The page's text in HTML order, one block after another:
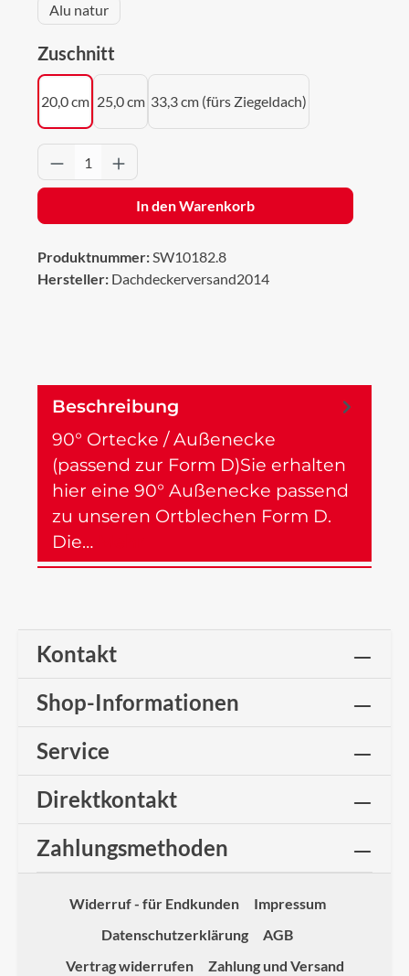
Alu natur
Zuschnitt
20,0 cm 25,0 cm 33,3 cm (fürs Ziegeldach)
Produkt Anzahl: Gib den gewünschten
In den Warenkorb
Produktnummer:SW10182.8
Hersteller: Dachdeckerversand2014
Beschreibung
90° Ortecke / Außenecke
(passend zur Form D)Sie erhalten
hier eine 90° Außenecke passend
zu unseren Ortblechen Form D.
Die…
Kontakt
Shop-Informationen
Service
Direktkontakt
Zahlungsmethoden
Widerruf - für Endkunden
Impressum
Datenschutzerklärung
AGB
Vertrag widerrufen
Zahlung und Versand